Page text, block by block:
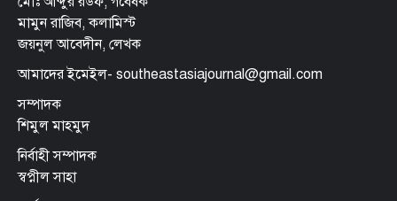
মামুন রাজিব, কলামিস্ট
জয়নুল আবেদীন, লেখক
আমাদের ইমেইল- southeastasiajournal@gmail.com
সম্পাদক
শিমুল মাহমুদ
নির্বাহী সম্পাদক
স্বপ্নীল সাহা